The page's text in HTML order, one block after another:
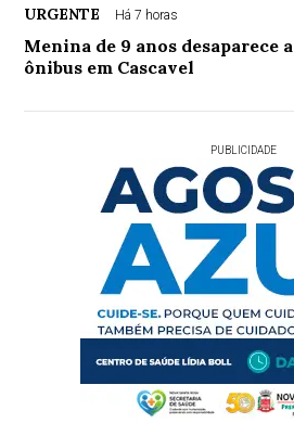
URGENTE Há 7 horas
Menina de 9 anos desaparece
ônibus em Cascavel
PUBLICIDADE